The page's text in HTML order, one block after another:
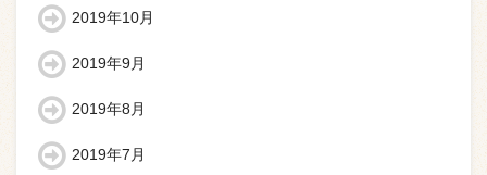
2019年10月
2019年9月
2019年8月
2019年7月